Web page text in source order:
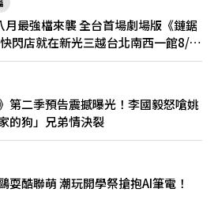
月最強檔來襲 全台首場劇場版《鏈鋸
閃店就在新光三越台北南西一館8/6
第二季預告震撼曝光！李國毅怒嗆姚
的狗」兄弟情決裂
耍酷聯萌 潮玩開學祭搶抱AI筆電！